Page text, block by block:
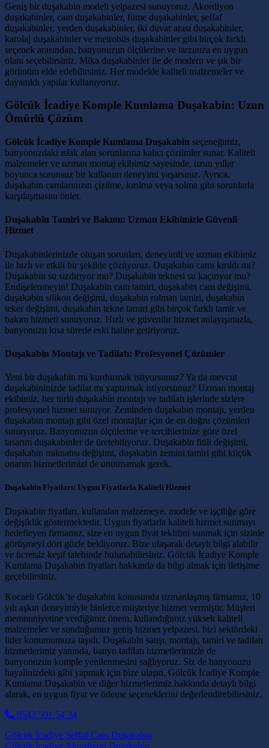
Geniş bir duşakabin modeli yelpazesi sunuyoruz. Akordiyon
duşakabinler, cam duşakabinler, füme duşakabinler, şeffaf
duşakabinler, yerden duşakabinler, iki duvar arası duşakabinler,
karolaj duşakabinler ve metrobüs duşakabinler gibi birçok farklı
seçenek arasından, banyonuzun ölçülerine ve tarzınıza en uygun
olanı seçebilirsiniz. Mika duşakabinler ile de modern ve şık bir
görünüm elde edebilirsiniz. Her modelde kaliteli malzemeler ve
dayanıklı yapılar kullanıyoruz.
Gölcük İcadiye Komple Kumlama Duşakabin: Uzun
Ömürlü Çözüm
Gölcük İcadiye Komple Kumlama Duşakabin seçeneğimiz,
banyonuzdaki ıslak alan sorunlarına kalıcı çözümler sunar. Kaliteli
malzemeler ve uzman montaj ekibimiz sayesinde, uzun yıllar
boyunca sorunsuz bir kullanım deneyimi yaşarsınız. Ayrıca,
duşakabin camlarınızın çizilme, kırılma veya solma gibi sorunlarla
karşılaşmasını önler.
Duşakabin Tamiri ve Bakımı: Uzman Ekibimizle Güvenli
Hizmet
Duşakabinlerinizde oluşan sorunları, deneyimli ve uzman ekibimiz
ile hızlı ve etkili bir şekilde çözüyoruz. Duşakabin camı kırıldı mı?
Duşakabin su sızdırıyor mu? Duşakabin teknesi su kaçırıyor mu?
Endişelenmeyin! Duşakabin cam tamiri, duşakabin cam değişimi,
duşakabin silikon değişimi, duşakabin rulman tamiri, duşakabin
teker değişimi, duşakabin tekne tamiri gibi birçok farklı tamir ve
bakım hizmeti sunuyoruz. Hızlı ve güvenilir hizmet anlayışımızla,
banyonuzu kısa sürede eski haline getiriyoruz.
Duşakabin Montajı ve Tadilatı: Profesyonel Çözümler
Yeni bir duşakabin mi kurdurmak istiyorsunuz? Ya da mevcut
duşakabininizde tadilat mı yaptırmak istiyorsunuz? Uzman montaj
ekibimiz, her türlü duşakabin montajı ve tadilatı işlerinde sizlere
profesyonel hizmet sunuyor. Zeminden duşakabin montajı, yerden
duşakabin montajı gibi özel montajlar için de en doğru çözümleri
sunuyoruz. Banyonuzun ölçülerine ve tercihlerinize göre özel
tasarım duşakabinler de üretebiliyoruz. Duşakabin fitili değişimi,
duşakabin mıknatısı değişimi, duşakabin zemini tamiri gibi küçük
onarım hizmetlerimizi de unutmamak gerek.
Duşakabin Fiyatları: Uygun Fiyatlarla Kaliteli Hizmet
Duşakabin fiyatları, kullanılan malzemeye, modele ve işçiliğe göre
değişiklik göstermektedir. Uygun fiyatlarla kaliteli hizmet sunmayı
hedefleyen firmamız, size en uygun fiyat teklifini sunmak için sizinle
görüşmeyi dört gözle bekliyoruz. Bize ulaşarak detaylı bilgi alabilir
ve ücretsiz keşif talebinde bulunabilirsiniz. Gölcük İcadiye Komple
Kumlama Duşakabin fiyatları hakkında da bilgi almak için iletişime
geçebilirsiniz.
Kocaeli Gölcük’te duşakabin konusunda uzmanlaşmış firmamız, 10
yılı aşkın deneyimiyle binlerce müşteriye hizmet vermiştir. Müşteri
memnuniyetine verdiğimiz önem, kullandığımız yüksek kaliteli
malzemeler ve sunduğumuz geniş hizmet yelpazesi, bizi sektördeki
lider konumumuza taşıdı. Duşakabin satışı, montajı, tamiri ve tadilatı
hizmetlerimiz yanında, banyo tadilatı hizmetlerimizle de
banyonuzun komple yenilenmesini sağlıyoruz. Siz de banyonuzu
hayalinizdeki gibi yapmak için bize ulaşın, Gölcük İcadiye Komple
Kumlama Duşakabin ve diğer hizmetlerimiz hakkında detaylı bilgi
alarak, en uygun fiyat ve ödeme seçeneklerini değerlendirebilirsiniz.
0543 501 54 34
Post navigation
Gölcük İcadiye Şeffaf Cam Duşakabin
Gölcük İcadiye Akordiyon Duşakabin